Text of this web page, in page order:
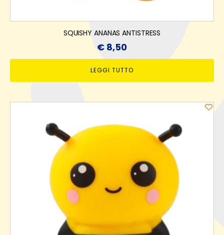
SQUISHY ANANAS ANTISTRESS
€ 8,50
LEGGI TUTTO